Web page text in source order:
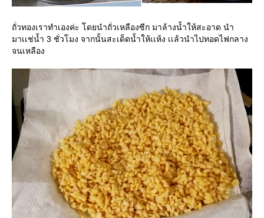
ถั่วทองเราทำเองค่ะ โดยนำถั่วเหลืองซีก มาล้างน้ำให้สะอาด นำ
มาเเช่น้ำ 3 ชั่วโมง จากนั้นสะเด็ดน้ำให้เเห้ง เเล้วนำไปทอดไฟกลาง
จนเหลือง